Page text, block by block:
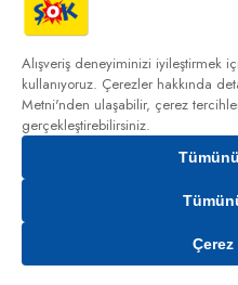
Gelince
Alışveriş deneyiminizi iyileştirmek
kullanıyoruz. Çerezler hakkında
Metni'nden ulaşabilir, çerez
gerçekleştirebilirsiniz.
Çerez